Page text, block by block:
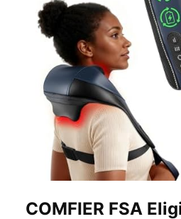
COMFIER FSA